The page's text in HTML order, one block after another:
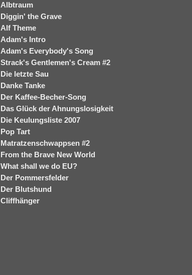
Albtraum
Diggin' the Grave
Alf Theme
Adam's Intro
Adam's Everybody's Song
Strack's Gentlemen's Cream #2
Die letzte Sau
Danke Tanke
Der Kaffee-Becher-Song
Das Glück der Ahnungslosigkeit
Die Keulungsliste 2007
Pop Tart
Matratzenschwappsen #2
From the Brave New World
What shall we do EU?
Der Pommersfelder
Der Blutshund
Cliffhänger